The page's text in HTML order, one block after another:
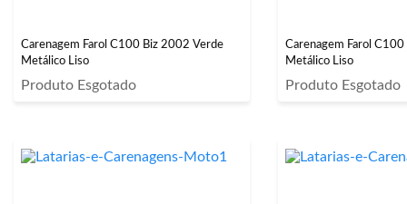
Carenagem Farol C100 Biz 2002 Verde
Metálico Liso
Produto Esgotado
Carenagem Farol
Metálico Liso
Produto Esgotado